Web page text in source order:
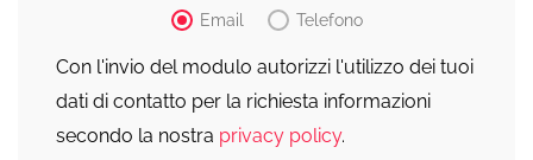
Email
Telefono
Con l'invio del modulo autorizzi l'utilizzo dei tuoi
dati di contatto per la richiesta informazioni
secondo la nostra privacy policy.